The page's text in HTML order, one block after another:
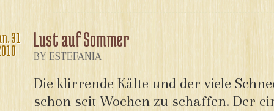
31
Lust auf Sommer
BY ESTEFANIA
Die klirrende Kälte und der viele
schon seit Wochen zu schaffen. Der